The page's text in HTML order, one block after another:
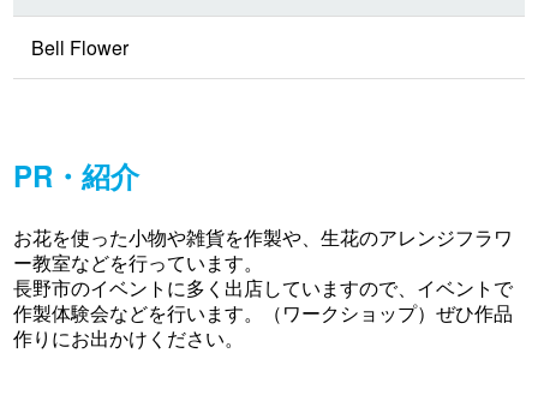
Bell Flower
PR・紹介
お花を使った小物や雑貨を作製や、生花のアレンジフラワ
ー教室などを行っています。
長野市のイベントに多く出店していますので、イベントで
作製体験会などを行います。（ワークショップ）ぜひ作品
作りにお出かけください。